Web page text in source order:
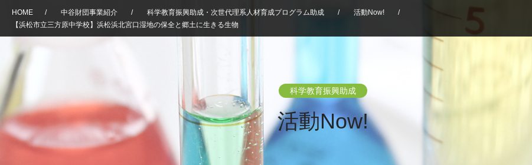
HOME / 中谷財団事業紹介 / 科学教育振興助成・次世代理系人材育成プログラム助成 / 活動Now!
/
【浜松市立三方原中学校】浜松浜北宮口湿地の保全と郷土に生きる生物
科学教育振興助成
活動Now!